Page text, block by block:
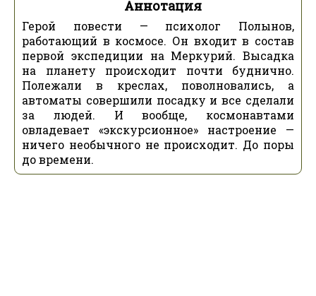
Аннотация
Герой повести — психолог Полынов,
работающий в космосе. Он входит в состав
первой экспедиции на Меркурий. Высадка
на планету происходит почти буднично.
Полежали в креслах, поволновались, а
автоматы совершили посадку и все сделали
за людей. И вообще, космонавтами
овладевает «экскурсионное» настроение —
ничего необычного не происходит. До поры
до времени.